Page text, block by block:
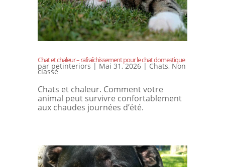
Chat et chaleur – rafraîchissement pour le chat domestique
par petinteriors | Mai 31, 2026| Chats, Non
classé
Chats et chaleur. Comment votre
animal peut survivre confortablement
aux chaudes journées d’été.